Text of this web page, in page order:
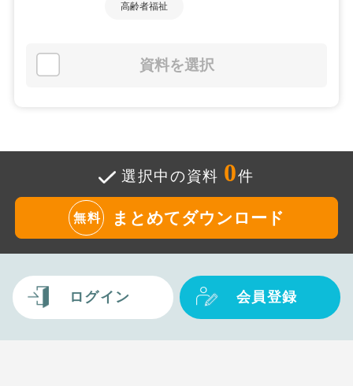
高齢者福祉
資料を選択
選択中の資料 0件
無料 まとめてダウンロード
ログイン 会員登録